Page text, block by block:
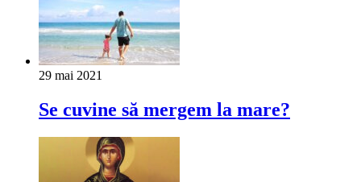
29 mai 2021
Se cuvine să mergem la mare?